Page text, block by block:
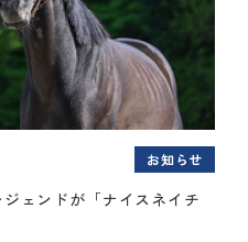
お知らせ
ジェンドが「ナイスネイチ